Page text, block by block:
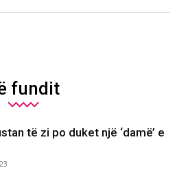
fundit
të zi po duket një ‘damë’ e